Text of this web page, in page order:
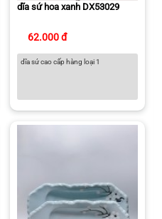
dĩa sứ hoa xanh DX53029
62.000 đ
dĩa sứ cao cấp hàng loại 1